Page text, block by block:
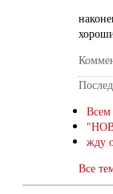
жду
Все